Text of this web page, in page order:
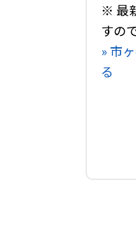
※ 最
すの
» 市
る